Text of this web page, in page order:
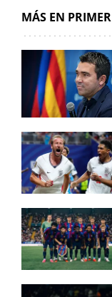
MÁS EN